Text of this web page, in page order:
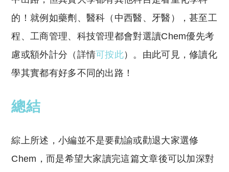
的！就例如藥劑、醫科（中西醫、牙醫），甚至工
程、工商管理、科技管理都會對選讀Chem優先考
慮或額外計分（詳情可按此）。由此可見，修讀化
學其實都有好多不同的出路！
總結
綜上所述，小編並不是要勸諭或勸退大家選修
Chem，而是希望大家讀完這篇文章後可以加深對